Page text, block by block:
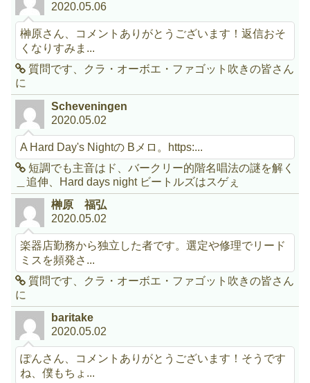
2020.05.06
榊原さん、コメントありがとうございます！返信おそ
くなりすみま...
質問です、クラ・オーボエ・ファゴット吹きの皆さん
に
Scheveningen
2020.05.02
A Hard Day's Nightの Bメロ。https:...
短調でも主音はド、バークリー的階名唱法の謎を解く
＿追伸、Hard days night ビートルズはスゲぇ
榊原 福弘
2020.05.02
楽器店勤務から独立した者です。選定や修理でリード
ミスを頻発さ...
質問です、クラ・オーボエ・ファゴット吹きの皆さん
に
baritake
2020.05.02
ぽんさん、コメントありがとうございます！そうです
ね、僕もちょ...